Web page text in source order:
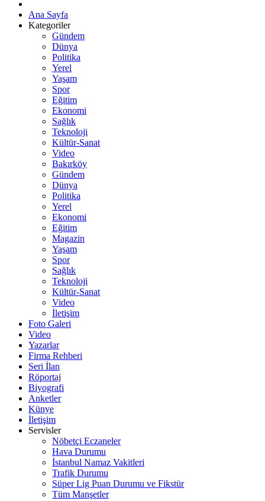
Ana Sayfa
Kategoriler
Gündem
Dünya
Politika
Yerel
Yaşam
Spor
Eğitim
Ekonomi
Sağlık
Teknoloji
Kültür-Sanat
Video
Bakırköy
Gündem
Dünya
Politika
Yerel
Ekonomi
Eğitim
Magazin
Yaşam
Spor
Sağlık
Teknoloji
Kültür-Sanat
Video
İletişim
Foto Galeri
Video
Yazarlar
Firma Rehberi
Seri İlan
Röportaj
Biyografi
Anketler
Künye
İletişim
Servisler
Nöbetçi Eczaneler
Hava Durumu
İstanbul Namaz Vakitleri
Trafik Durumu
Süper Lig Puan Durumu ve Fikstür
Tüm Manşetler